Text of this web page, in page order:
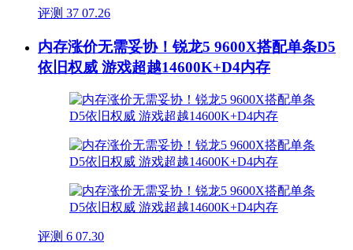
评测 37 07.26
内存涨价无需妥协！锐龙5 9600X搭配单条D5
依旧权威 游戏超越14600K+D4内存
评测 6 07.30